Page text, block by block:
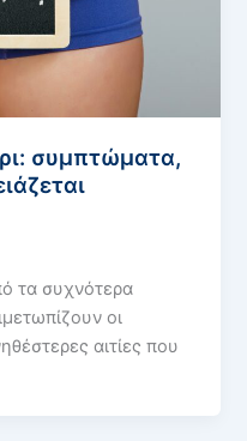
συμπτώματα,
τα συχνότερα
οι
αιτίες που